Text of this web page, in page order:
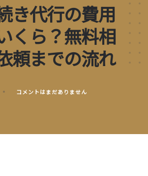
き代行の費用
くら？無料相
頼までの流れ
コメントはまだありません